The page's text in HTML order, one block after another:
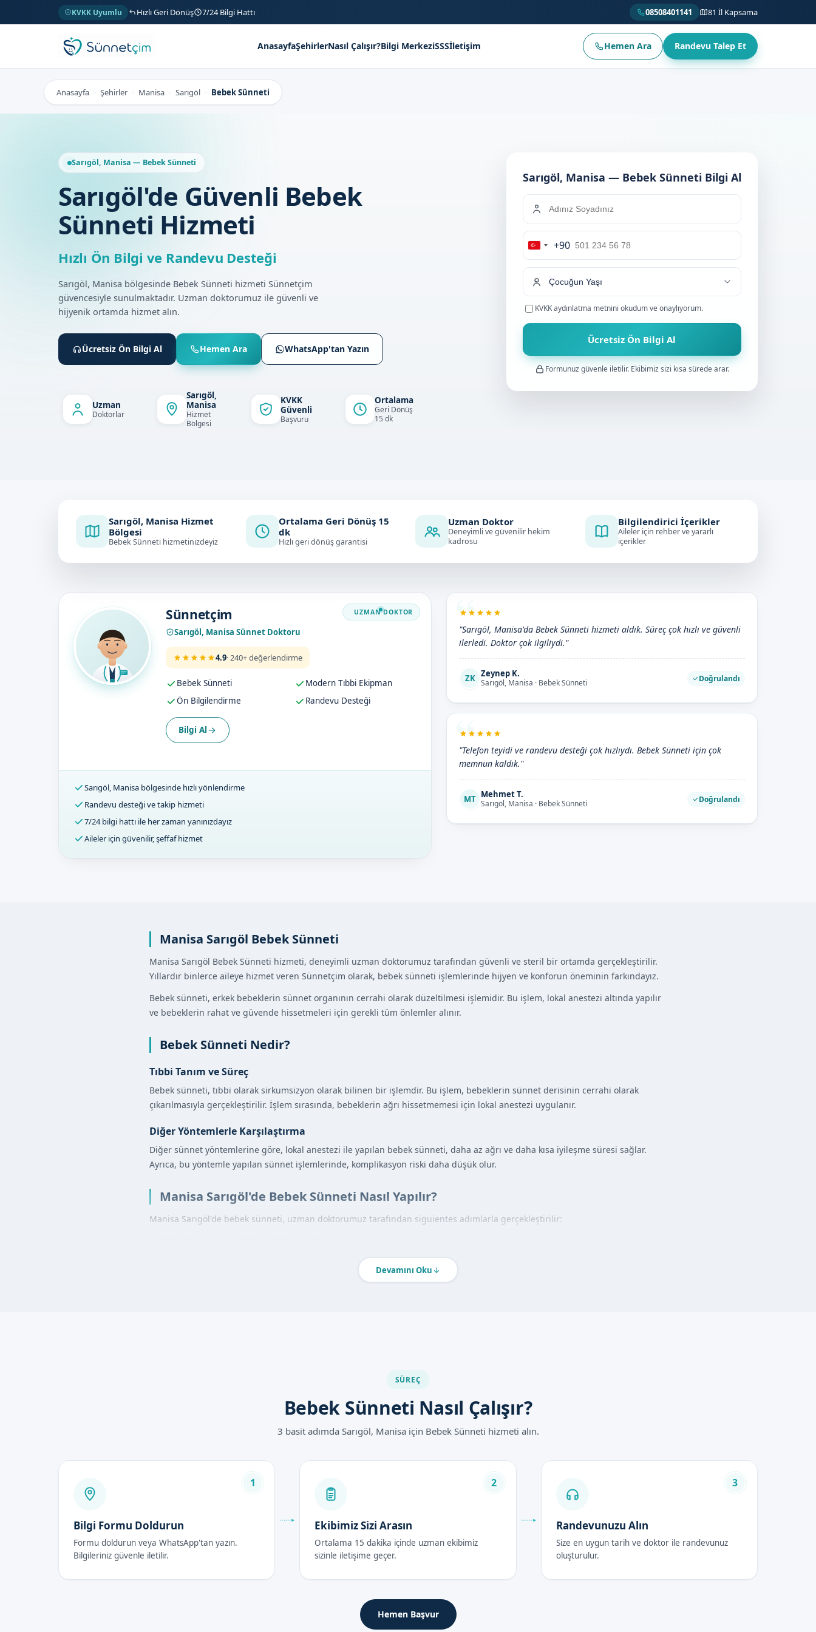
KVKK Uyumlu Hızlı Geri Dönüş 7/24 Bilgi Hattı 08508401141 81 İl Kapsama
AnasayfaŞehirlerNasıl Çalışır?Bilgi MerkeziSSSİletişim Hemen Ara Randevu Talep Et
Anasayfa > Şehirler > Manisa > Sarıgöl > Bebek Sünneti
Sarıgöl, Manisa — Bebek Sünneti
Sarıgöl'de Güvenli Bebek
Sünneti Hizmeti
Hızlı Ön Bilgi ve Randevu Desteği
Sarıgöl, Manisa bölgesinde Bebek Sünneti hizmeti Sünnetçim
güvencesiyle sunulmaktadır. Uzman doktorumuz ile güvenli ve
hijyenik ortamda hizmet alın.
Ücretsiz Ön Bilgi Al Hemen Ara WhatsApp'tan Yazın
Uzman
Doktorlar
Sarıgöl,
Manisa
Hizmet
Bölgesi
KVKK
Güvenli
Başvuru
Ortalama
Geri Dönüş
15 dk
Sarıgöl, Manisa — Bebek Sünneti Bilgi Al
Turkey
+90
+90
KVKK aydınlatma metnini okudum ve onaylıyorum.
Ücretsiz Ön Bilgi Al
Formunuz güvenle iletilir. Ekibimiz sizi kısa sürede arar.
Sarıgöl, Manisa Hizmet
Bölgesi
Bebek Sünneti hizmetinizdeyiz
Ortalama Geri Dönüş 15
dk
Hızlı geri dönüş garantisi
Uzman Doktor
Deneyimli ve güvenilir hekim
kadrosu
Bilgilendirici İçerikler
Aileler için rehber ve yararlı
içerikler
DoktorumuzSünnetçim
Sarıgöl, Manisa Sünnet Doktoru
4.9· 240+ değerlendirme
Bebek Sünneti
Modern Tıbbi Ekipman
Ön Bilgilendirme
Randevu Desteği
Bilgi Al
Sarıgöl, Manisa bölgesinde hızlı yönlendirme
Randevu desteği ve takip hizmeti
7/24 bilgi hattı ile her zaman yanınızdayız
Aileler için güvenilir, şeffaf hizmet
"Sarıgöl, Manisa'da Bebek Sünneti hizmeti aldık. Süreç çok hızlı ve güvenli
ilerledi. Doktor çok ilgiliydi."
ZK Zeynep K.
Sarıgöl, Manisa · Bebek Sünneti Doğrulandı
"Telefon teyidi ve randevu desteği çok hızlıydı. Bebek Sünneti için çok
memnun kaldık."
MT Mehmet T.
Sarıgöl, Manisa · Bebek Sünneti Doğrulandı
Manisa Sarıgöl Bebek Sünneti
Manisa Sarıgöl Bebek Sünneti hizmeti, deneyimli uzman doktorumuz tarafından güvenli ve steril bir ortamda gerçekleştirilir.
Yıllardır binlerce aileye hizmet veren Sünnetçim olarak, bebek sünneti işlemlerinde hijyen ve konforun öneminin farkındayız.
Bebek sünneti, erkek bebeklerin sünnet organının cerrahi olarak düzeltilmesi işlemidir. Bu işlem, lokal anestezi altında yapılır
ve bebeklerin rahat ve güvende hissetmeleri için gerekli tüm önlemler alınır.
Bebek Sünneti Nedir?
Tıbbi Tanım ve Süreç
Bebek sünneti, tıbbi olarak sirkumsizyon olarak bilinen bir işlemdir. Bu işlem, bebeklerin sünnet derisinin cerrahi olarak
çıkarılmasıyla gerçekleştirilir. İşlem sırasında, bebeklerin ağrı hissetmemesi için lokal anestezi uygulanır.
Diğer Yöntemlerle Karşılaştırma
Diğer sünnet yöntemlerine göre, lokal anestezi ile yapılan bebek sünneti, daha az ağrı ve daha kısa iyileşme süresi sağlar.
Ayrıca, bu yöntemle yapılan sünnet işlemlerinde, komplikasyon riski daha düşük olur.
Manisa Sarıgöl'de Bebek Sünneti Nasıl Yapılır?
Manisa Sarıgöl'de bebek sünneti, uzman doktorumuz tarafından siguientes adımlarla gerçekleştirilir:
hizmeti sunmayı amaçlıyoruz.
Bebek Sünneti Sonrası Bakım Rehberi
İyileşme Süreci
İyileşme süresi, genellikle 7-10 gün sürer. Bu süre içinde, bebeklerin sünnet bölgesinin temiz ve kuru tutulması, komplikasyon
Devamını Oku
SÜREÇ
Bebek Sünneti Nasıl Çalışır?
3 basit adımda Sarıgöl, Manisa için Bebek Sünneti hizmeti alın.
1
Bilgi Formu Doldurun
Formu doldurun veya WhatsApp'tan yazın.
Bilgileriniz güvenle iletilir.
2
Ekibimiz Sizi Arasın
Ortalama 15 dakika içinde uzman ekibimiz
sizinle iletişime geçer.
3
Randevunuzu Alın
Size en uygun tarih ve doktor ile randevunuz
oluşturulur.
Hemen Başvur